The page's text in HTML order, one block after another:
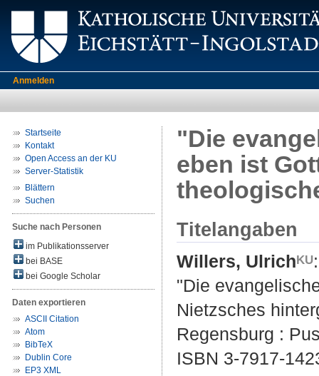
Anmelden
Startseite
Kontakt
Open Access an der KU
Server-Statistik
Blättern
Suchen
Suche nach Personen
im Publikationsserver
bei BASE
bei Google Scholar
Daten exportieren
ASCII Citation
Atom
BibTeX
Dublin Core
EP3 XML
"Die
eben ist
Titelangaben
Willers, Ulrich
:
"Die
Nietzsches
Regensburg :
ISBN 3-7917-